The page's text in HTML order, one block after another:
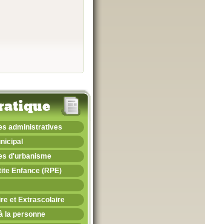
administratives
d'urbanisme
Enfance (RPE)
et Extrascolaire
la personne